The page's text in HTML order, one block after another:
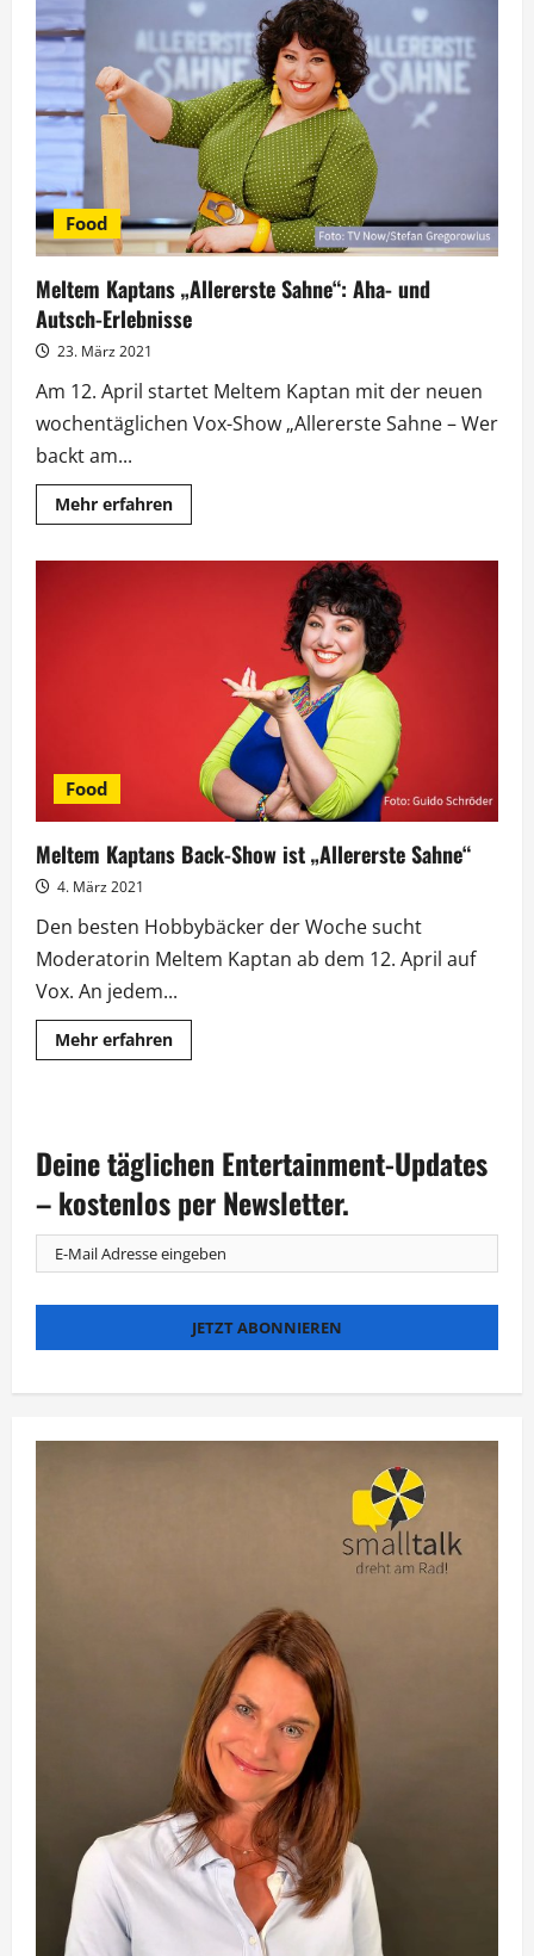
mit
Meltem
Kaptan
startet
bei
Vox
Food
Meltem Kaptans „Allererste Sahne“: Aha- und
Autsch-Erlebnisse
23. März 2021
Am 12. April startet Meltem Kaptan mit der neuen
wochentäglichen Vox-Show „Allererste Sahne – Wer
backt am...
Mehr erfahrenMehr
Informationen
Erlebnisse
Food
Meltem Kaptans Back-Show ist „Allererste Sahne“
4. März 2021
Den besten Hobbybäcker der Woche sucht
Moderatorin Meltem Kaptan ab dem 12. April auf
Vox. An jedem...
Mehr erfahrenMehr
Informationen
ist
„Allererste
Sahne“
Deine täglichen Entertainment-Updates
– kostenlos per Newsletter.